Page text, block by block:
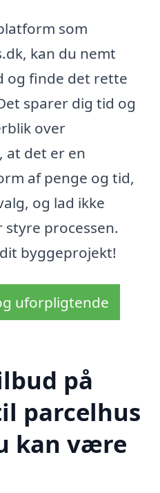
som
kan du nemt
og finde det rette
sparer dig tid og
over
at det er en
af penge og tid,
og lad ikke
processen.
byggeprojekt!
uforpligtende
på
parcelhus
kan være